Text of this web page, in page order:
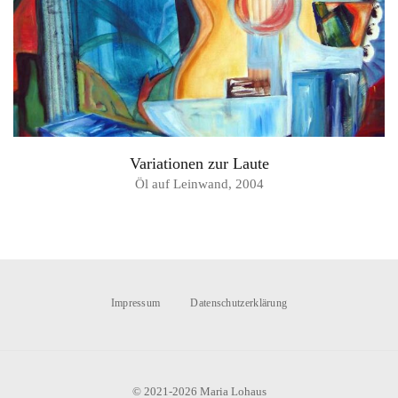
Variationen zur Laute
Öl auf Leinwand, 2004
Impressum Datenschutzerklärung
© 2021-2026 Maria Lohaus